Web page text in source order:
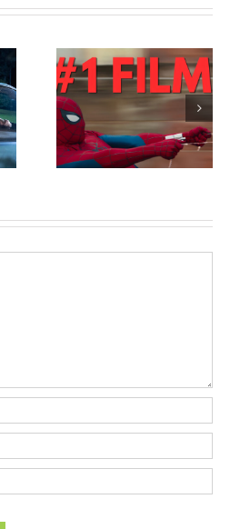
Najuspešnije otvaranje
studijskog filma u Srbiji:
Spajdermen: Novi dan
oborio rekord već prvog
vikenda